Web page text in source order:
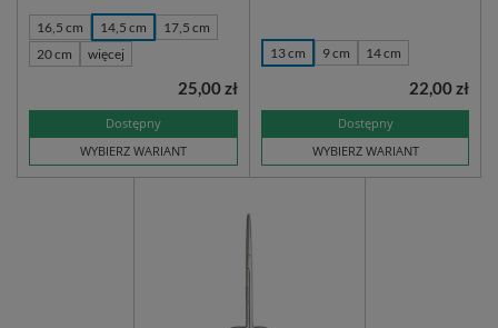
16,5 cm 14,5 cm
17,5 cm
20 cm
więcej
Dostępny
WYBIERZ WARIANT
25,00 zł
13 cm 9 cm 14 cm
Dostępny
WYBIERZ WARIANT
22,00 zł